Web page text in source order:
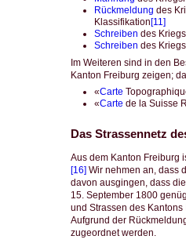
Rückmeldung des
Klassifikation[11]
Schreiben des
Schreiben des
Im Weiteren sind in den
Kanton Freiburg zeigen;
«Carte
«Carte de la Suisse
Das Strassennetz
Aus dem Kanton Freiburg
[16]Wir nehmen an, dass
davon ausgingen, dass
15. September 1800
und Strassen des
Aufgrund der
zugeordnet werden.